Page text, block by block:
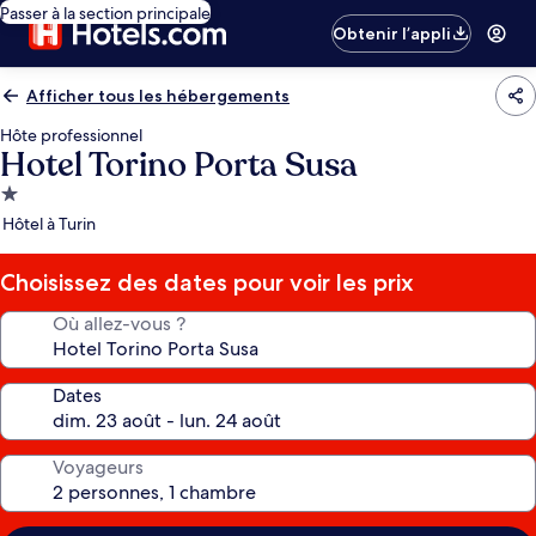
Passer à la section principale
Obtenir l’appli
Afficher tous les hébergements
Hôte professionnel
Hotel Torino Porta Susa
Hébergement
1.0 étoile
Hôtel à Turin
Choisissez des dates pour voir les prix
Où allez-vous ?
Dates
Voyageurs